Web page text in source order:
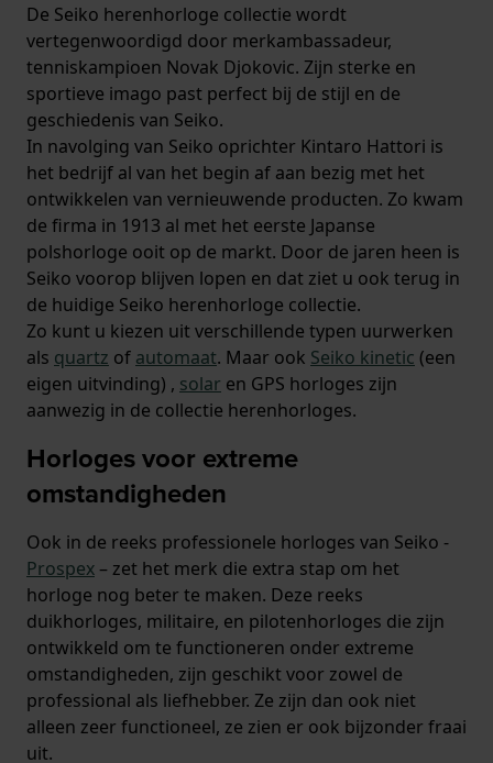
De Seiko herenhorloge collectie wordt
vertegenwoordigd door merkambassadeur,
tenniskampioen Novak Djokovic. Zijn sterke en
sportieve imago past perfect bij de stijl en de
geschiedenis van Seiko.
In navolging van Seiko oprichter Kintaro Hattori is
het bedrijf al van het begin af aan bezig met het
ontwikkelen van vernieuwende producten. Zo kwam
de firma in 1913 al met het eerste Japanse
polshorloge ooit op de markt. Door de jaren heen is
Seiko voorop blijven lopen en dat ziet u ook terug in
de huidige Seiko herenhorloge collectie.
Zo kunt u kiezen uit verschillende typen uurwerken
als quartz of automaat. Maar ook Seiko kinetic (een
eigen uitvinding) , solar en GPS horloges zijn
aanwezig in de collectie herenhorloges.
Horloges voor extreme
omstandigheden
Ook in de reeks professionele horloges van Seiko -
Prospex – zet het merk die extra stap om het
horloge nog beter te maken. Deze reeks
duikhorloges, militaire, en pilotenhorloges die zijn
ontwikkeld om te functioneren onder extreme
omstandigheden, zijn geschikt voor zowel de
professional als liefhebber. Ze zijn dan ook niet
alleen zeer functioneel, ze zien er ook bijzonder fraai
uit.